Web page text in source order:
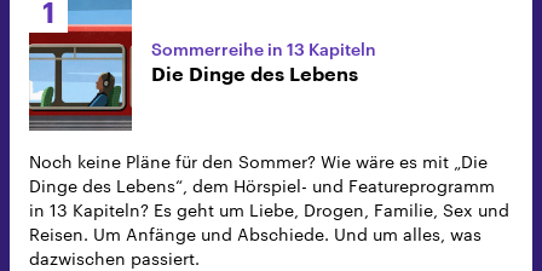
1
Sommerreihe in 13 Kapiteln
Die Dinge des Lebens
Noch keine Pläne für den Sommer? Wie wäre es mit „Die
Dinge des Lebens“, dem Hörspiel- und Featureprogramm
in 13 Kapiteln? Es geht um Liebe, Drogen, Familie, Sex und
Reisen. Um Anfänge und Abschiede. Und um alles, was
dazwischen passiert.